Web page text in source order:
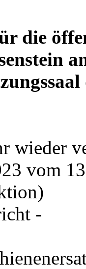
die
wieder
vom
-